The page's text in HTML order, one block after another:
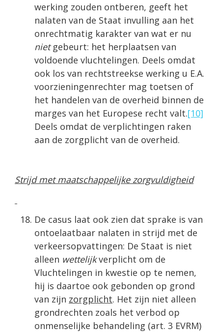
werking zouden ontberen, geeft het
nalaten van de Staat invulling aan het
onrechtmatig karakter van wat er nu
nietgebeurt: het herplaatsen van
voldoende vluchtelingen. Deels omdat
ook los van rechtstreekse werking u E.A.
voorzieningenrechter mag toetsen of
het handelen van de overheid binnen de
marges van het Europese recht valt.[10]
Deels omdat de verplichtingen raken
aan de zorgplicht van de overheid.
Strijd met maatschappelijke zorgvuldigheid
De casus laat ook zien dat sprake is van
ontoelaatbaar nalaten in strijd met de
verkeersopvattingen: De Staat is niet
alleen wettelijkverplicht om de
Vluchtelingen in kwestie op te nemen,
hij is daartoe ook gebonden op grond
van zijn zorgplicht. Het zijn niet alleen
grondrechten zoals het verbod op
onmenselijke behandeling (art. 3 EVRM)